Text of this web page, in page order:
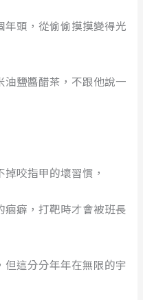
年頭，從偷偷摸摸變得光
油鹽醬醋茶，不跟他說一
咬指甲的壞習慣，
痼癖，打靶時才會被班長
這分分年年在無限的宇